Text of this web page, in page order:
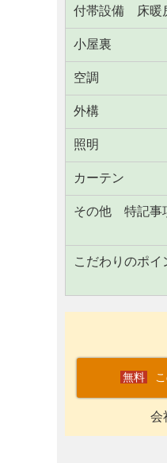
付帯設備 床暖
小屋裏
空調
外構
照明
カーテン
その他 特記事
こだわりのポイ
会